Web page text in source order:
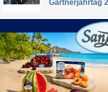
Gärtnerjahrtag